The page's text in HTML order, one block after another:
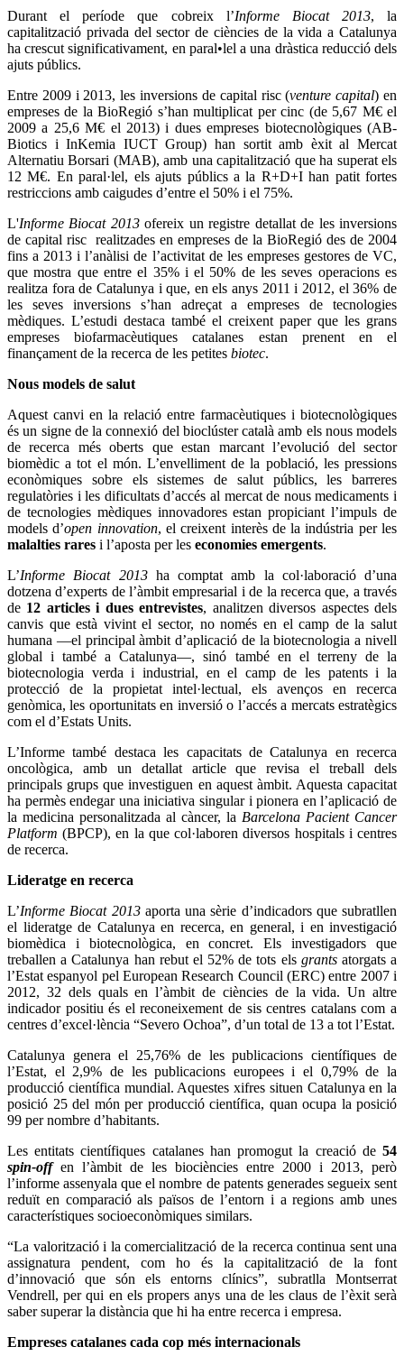
Durant el període que cobreix l’Informe Biocat 2013, la
capitalització privada del sector de ciències de la vida a Catalunya
ha crescut significativament, en paral•lel a una dràstica reducció dels
ajuts públics.
Entre 2009 i 2013, les inversions de capital risc (venture capital) en
empreses de la BioRegió s’han multiplicat per cinc (de 5,67 M€ el
2009 a 25,6 M€ el 2013) i dues empreses biotecnològiques (AB-
Biotics i InKemia IUCT Group) han sortit amb èxit al Mercat
Alternatiu Borsari (MAB), amb una capitalització que ha superat els
12 M€. En paral·lel, els ajuts públics a la R+D+I han patit fortes
restriccions amb caigudes d’entre el 50% i el 75%.
L'Informe Biocat 2013ofereix un registre detallat de les inversions
de capital risc realitzades en empreses de la BioRegió des de 2004
fins a 2013 i l’anàlisi de l’activitat de les empreses gestores de VC,
que mostra que entre el 35% i el 50% de les seves operacions es
realitza fora de Catalunya i que, en els anys 2011 i 2012, el 36% de
les seves inversions s’han adreçat a empreses de tecnologies
mèdiques. L’estudi destaca també el creixent paper que les grans
empreses biofarmacèutiques catalanes estan prenent en el
finançament de la recerca de les petites biotec.
Nous models de salut
Aquest canvi en la relació entre farmacèutiques i biotecnològiques
és un signe de la connexió del bioclúster català amb els nous models
de recerca més oberts que estan marcant l’evolució del sector
biomèdic a tot el món. L’envelliment de la població, les pressions
econòmiques sobre els sistemes de salut públics, les barreres
regulatòries i les dificultats d’accés al mercat de nous medicaments i
de tecnologies mèdiques innovadores estan propiciant l’impuls de
models d’open innovation, el creixent interès de la indústria per les
malalties rares i l’aposta per les economies emergents.
L’Informe Biocat 2013ha comptat amb la col·laboració d’una
dotzena d’experts de l’àmbit empresarial i de la recerca que, a través
de 12 articles i dues entrevistes, analitzen diversos aspectes dels
canvis que està vivint el sector, no només en el camp de la salut
humana —el principal àmbit d’aplicació de la biotecnologia a nivell
global i també a Catalunya—, sinó també en el terreny de la
biotecnologia verda i industrial, en el camp de les patents i la
protecció de la propietat intel·lectual, els avenços en recerca
genòmica, les oportunitats en inversió o l’accés a mercats estratègics
com el d’Estats Units.
L’Informe també destaca les capacitats de Catalunya en recerca
oncològica, amb un detallat article que revisa el treball dels
principals grups que investiguen en aquest àmbit. Aquesta capacitat
ha permès endegar una iniciativa singular i pionera en l’aplicació de
la medicina personalitzada al càncer, la Barcelona Pacient Cancer
Platform (BPCP), en la que col·laboren diversos hospitals i centres
de recerca.
Lideratge en recerca
L’Informe Biocat 2013aporta una sèrie d’indicadors que subratllen
el lideratge de Catalunya en recerca, en general, i en investigació
biomèdica i biotecnològica, en concret. Els investigadors que
treballen a Catalunya han rebut el 52% de tots els grants atorgats a
l’Estat espanyol pel European Research Council (ERC) entre 2007 i
2012, 32 dels quals en l’àmbit de ciències de la vida. Un altre
indicador positiu és el reconeixement de sis centres catalans com a
centres d’excel·lència “Severo Ochoa”, d’un total de 13 a tot l’Estat.
Catalunya genera el 25,76% de les publicacions científiques de
l’Estat, el 2,9% de les publicacions europees i el 0,79% de la
producció científica mundial. Aquestes xifres situen Catalunya en la
posició 25 del món per producció científica, quan ocupa la posició
99 per nombre d’habitants.
Les entitats científiques catalanes han promogut la creació de54
spin-off en l’àmbit de les biociències entre 2000 i 2013, però
l’informe assenyala que el nombre de patents generades segueix sent
reduït en comparació als països de l’entorn i a regions amb unes
característiques socioeconòmiques similars.
“La valorització i la comercialització de la recerca continua sent una
assignatura pendent, com ho és la capitalització de la font
d’innovació que són els entorns clínics”, subratlla Montserrat
Vendrell, per qui en els propers anys una de les claus de l’èxit serà
saber superar la distància que hi ha entre recerca i empresa.
Empreses catalanes cada cop més internacionals